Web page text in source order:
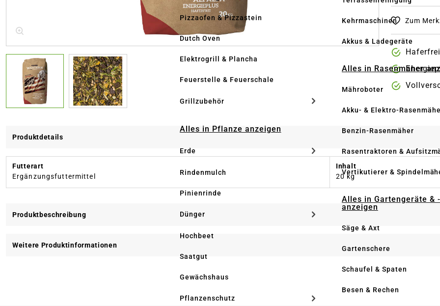
Pizzaofen & Pizzastein
Dutch Oven
Elektrogrill & Plancha
Feuerstelle & Feuerschale
Grillzubehör
Alles in Pflanze anzeigen
Erde
Rindenmulch
Pinienrinde
Dünger
Hochbeet
Saatgut
Gewächshaus
Pflanzenschutz
Kehrmaschinen
Akkus & Ladegeräte
Alles in Rasenmäher
Mähroboter
Akku- & Elektro-
Benzin-Rasenmäher
Rasentraktoren &
Vertikutierer &
Alles in Gartengeräte &
anzeigen
Säge & Axt
Gartenschere
Schaufel & Spaten
Besen & Rechen
Zum
Haferfrei
Produktdetails
Futterart
Ergänzungsfuttermittel
Inhalt
20 kg
Produktbeschreibung
Weitere Produktinformationen